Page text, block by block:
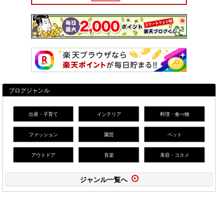
ブログジャンル
出産・子育て インテリア 料理・食べ物
ファッション 園芸 ペット
アウトドア 音楽 美容・コスメ
ジャンル一覧へ